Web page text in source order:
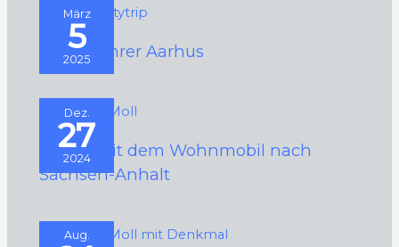
März
5
2025
Städteführer Aarhus
Dez.
27
2024
2024 – Mit dem Wohnmobil nach
Sachsen-Anhalt
Aug.